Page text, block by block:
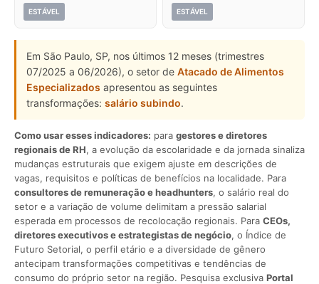
ESTÁVEL ESTÁVEL
Em São Paulo, SP, nos últimos 12 meses (trimestres
07/2025 a 06/2026), o setor de Atacado de Alimentos
Especializados apresentou as seguintes
transformações: salário subindo.
Como usar esses indicadores: para gestores e diretores
regionais de RH, a evolução da escolaridade e da jornada sinaliza
mudanças estruturais que exigem ajuste em descrições de
vagas, requisitos e políticas de benefícios na localidade. Para
consultores de remuneração e headhunters, o salário real do
setor e a variação de volume delimitam a pressão salarial
esperada em processos de recolocação regionais. Para CEOs,
diretores executivos e estrategistas de negócio, o Índice de
Futuro Setorial, o perfil etário e a diversidade de gênero
antecipam transformações competitivas e tendências de
consumo do próprio setor na região. Pesquisa exclusiva Portal